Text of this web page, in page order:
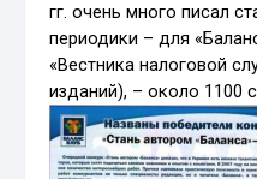
гг. очень много писал
периодики – для
«Вестника налоговой
изданий), – около 1100